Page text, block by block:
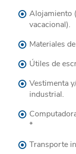
Alojamiento
vacacional).
Materiales
Útiles de
Vestimenta
industrial.
*
Transporte